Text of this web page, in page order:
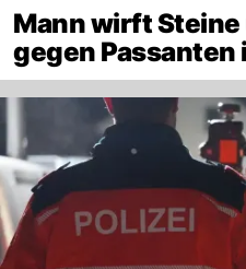
Mann wirft
gegen Passanten